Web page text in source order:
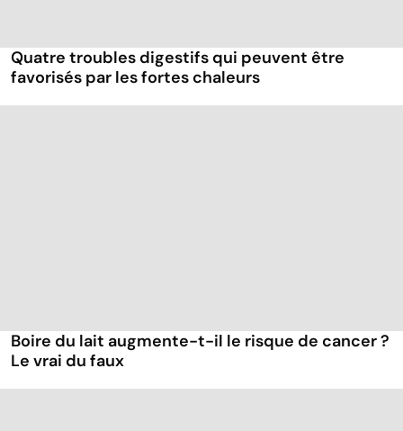
Quatre troubles digestifs qui peuvent être
favorisés par les fortes chaleurs
Boire du lait augmente-t-il le risque de cancer ?
Le vrai du faux